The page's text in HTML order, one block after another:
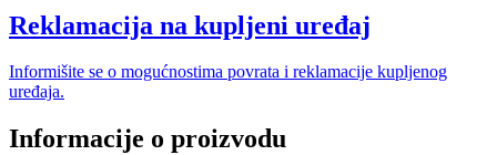
Reklamacija na kupljeni uređaj
Informišite se o mogućnostima povrata i reklamacije kupljenog
uređaja.
Informacije o proizvodu